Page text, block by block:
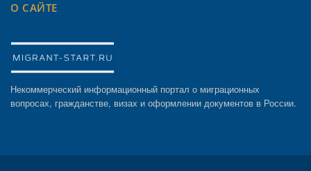
О САЙТЕ
Некоммерческий информационный портал о миграционных
вопросах, гражданстве, визах и оформлении документов в России.